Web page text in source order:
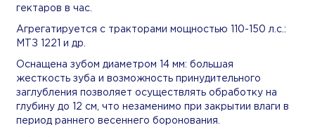
гектаров в час.
Агрегатируется с тракторами мощностью 110-150 л.с.:
МТЗ 1221 и др.
Оснащена зубом диаметром 14 мм: большая
жесткость зуба и возможность принудительного
заглубления позволяет осуществлять обработку на
глубину до 12 см, что незаменимо при закрытии влаги в
период раннего весеннего боронования.